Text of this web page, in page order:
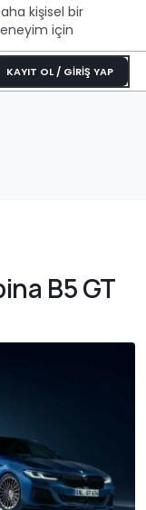
kişisel bir
için
KAYIT OL / GİRİŞ YAP
B5 GT